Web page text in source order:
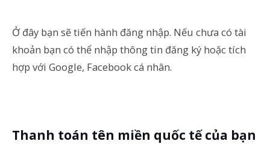
Ở đây bạn sẽ tiến hành đăng nhập. Nếu chưa có tài
khoản bạn có thể nhập thông tin đăng ký hoặc tích
hợp với Google, Facebook cá nhân.
Thanh toán tên miền quốc tế của bạn